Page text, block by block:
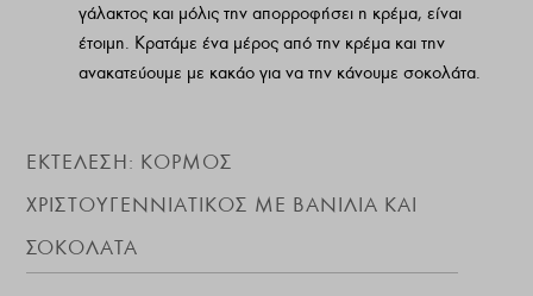
γάλακτος και μόλις την απορροφήσει η κρέμα, είναι
έτοιμη. Κρατάμε ένα μέρος από την κρέμα και την
ανακατεύουμε με κακάο για να την κάνουμε σοκολάτα.
ΕΚΤΈΛΕΣΗ: ΚΟΡΜΌΣ
ΧΡΙΣΤΟΥΓΕΝΝΙΆΤΙΚΟΣ ΜΕ ΒΑΝΊΛΙΑ ΚΑΙ
ΣΟΚΟΛΆΤΑ